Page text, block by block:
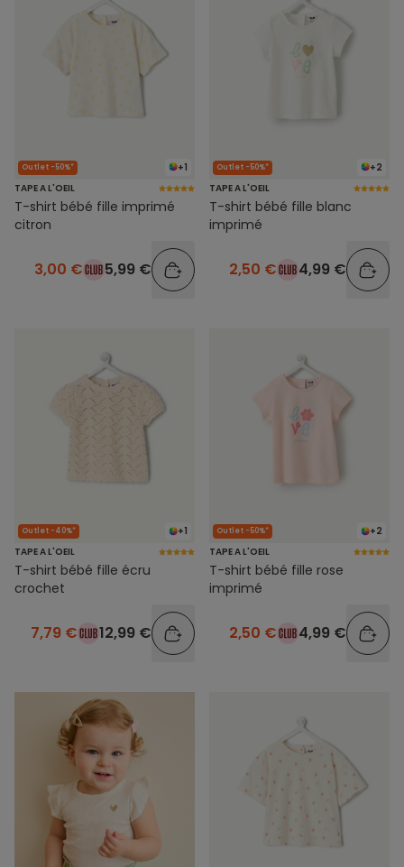
+1
Outlet -50%*
TAPE A L'OEIL
T-shirt bébé fille imprimé
citron
3,00 € 5,99 €
+2
Outlet -50%*
TAPE A L'OEIL
T-shirt bébé fille blanc
imprimé
2,50 € 4,99 €
+1
Outlet -40%*
TAPE A L'OEIL
T-shirt bébé fille écru
crochet
7,79 € 12,99 €
+2
Outlet -50%*
TAPE A L'OEIL
T-shirt bébé fille rose
imprimé
2,50 € 4,99 €